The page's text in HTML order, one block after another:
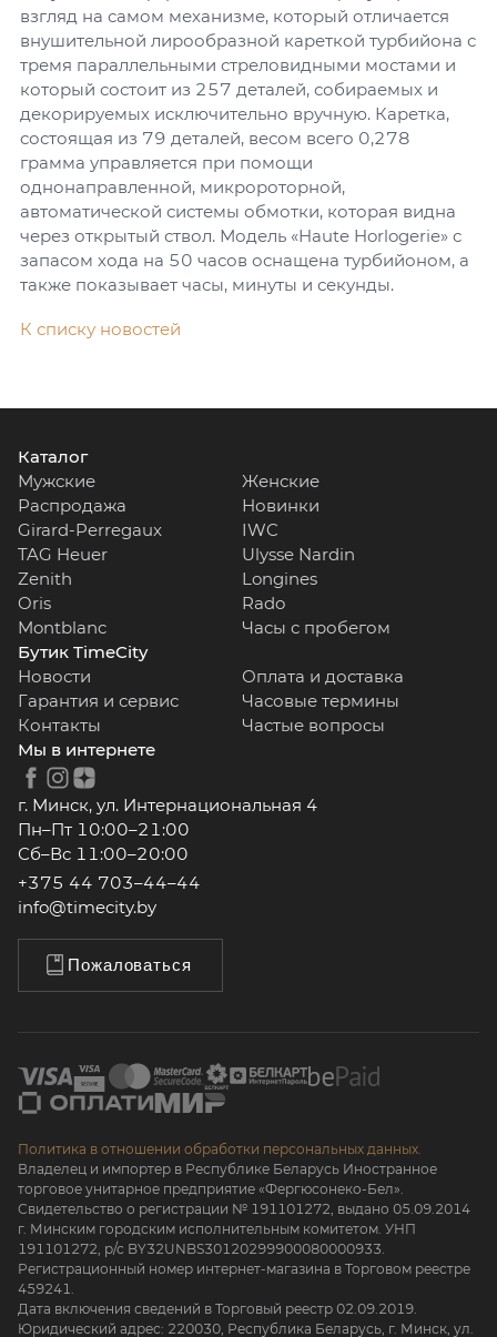
взгляд на самом механизме, который отличается
внушительной лирообразной кареткой турбийона с
тремя параллельными стреловидными мостами и
который состоит из 257 деталей, собираемых и
декорируемых исключительно вручную. Каретка,
состоящая из 79 деталей, весом всего 0,278
грамма управляется при помощи
однонаправленной, микророторной,
автоматической системы обмотки, которая видна
через открытый ствол. Модель «Haute Horlogerie» с
запасом хода на 50 часов оснащена турбийоном, а
также показывает часы, минуты и секунды.
К списку новостей
Каталог
Мужские
Женские
Распродажа
Новинки
Girard-Perregaux
IWC
TAG Heuer
Ulysse Nardin
Zenith
Longines
Oris
Rado
Montblanc
Часы с пробегом
Бутик TimeCity
Новости
Оплата и доставка
Гарантия и сервис
Часовые термины
Контакты
Частые вопросы
Мы в интернете
г. Минск, ул. Интернациональная 4
Пн–Пт 10:00–21:00
Сб–Вс 11:00–20:00
+375 44 703–44–44
info@timecity.by
Пожаловаться
Политика в отношении обработки персональных данных.
Владелец и импортер в Республике Беларусь Иностранное
торговое унитарное предприятие «Фергюсонеко-Бел».
Свидетельство о регистрации № 191101272, выдано 05.09.2014
г. Минским городским исполнительным комитетом. УНП
191101272, р/с BY32UNBS30120299900080000933.
Регистрационный номер интернет-магазина в Торговом реестре
459241.
Дата включения сведений в Торговый реестр 02.09.2019.
Юридический адрес: 220030, Республика Беларусь, г. Минск, ул.